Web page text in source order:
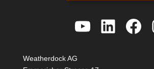
YouTube
Weatherdock AG